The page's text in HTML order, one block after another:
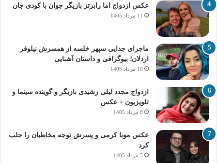
عکس ازدواج اما رابرتز بازیگر جوان با کودی جان
11 مرداد 1405
ماجرای جدایی سپهر خلسه از همسرش نیلوفر
اردلان؛ بیوگرافی و داستان آشنایی
10 مرداد 1405
ازدواج مجدد لیلی رشیدی بازیگر و گوینده سینما و
تلویزیون + عکس
8 مرداد 1405
عکس مونا کرمی و پسرش توجه مخاطبان را جلب
کرد
5 مرداد 1405